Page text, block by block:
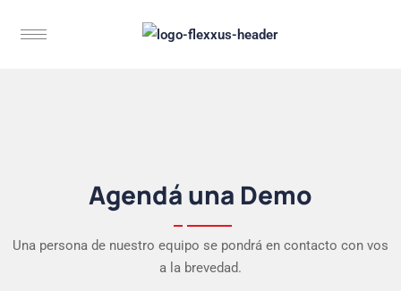
Agendá una Demo
Una persona de nuestro equipo se pondrá en contacto con vos
a la brevedad.